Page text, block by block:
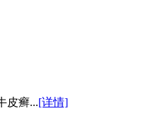
皮癣...[详情]